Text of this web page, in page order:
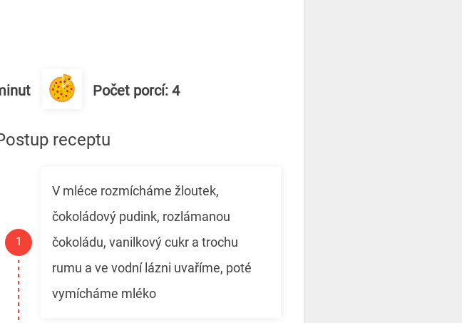
Počet porcí: 4
receptu
V mléce rozmícháme žloutek,
čokoládový pudink, rozlámanou
čokoládu, vanilkový cukr a trochu
rumu a ve vodní lázni uvaříme, poté
vymícháme mléko